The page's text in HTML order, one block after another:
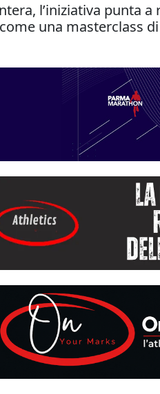
l’iniziativa punta a
una masterclass